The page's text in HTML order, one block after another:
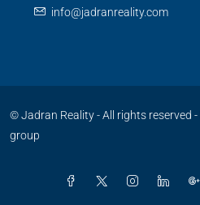
info@jadranreality.com
© Jadran Reality - All rights reserved -
group